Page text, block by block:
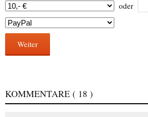
oder
Weiter
KOMMENTARE ( 18 )